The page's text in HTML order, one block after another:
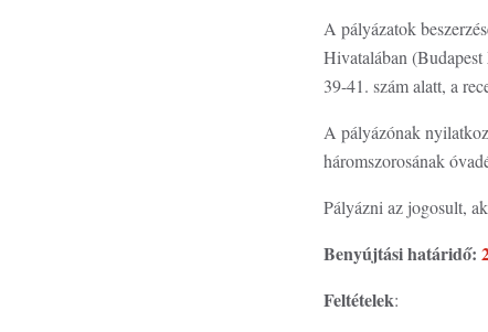
A pályázatok
Hivatalában
39-41. szám alatt, a
A pályázónak
háromszorosának
Pályázni az jogosult,
Benyújtási határidő:
Feltételek: